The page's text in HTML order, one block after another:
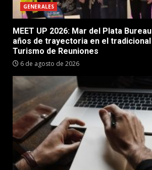
GENERALES
MEET UP 2026: Mar del Plata
años de trayectoria en el
Turismo de Reuniones
6 de agosto de 2026